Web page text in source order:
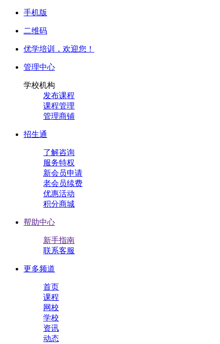
手机版
二维码
优学培训， 欢迎您！
管理中心
学校机构
发布课程
课程管理
管理商铺
招生通
了解咨询
服务特权
新会员申请
老会员续费
优惠活动
积分商城
帮助中心
新手指南
联系客服
更多频道
首页
课程
网校
学校
资讯
动态